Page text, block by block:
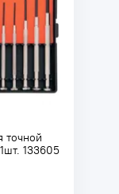
точной
133605